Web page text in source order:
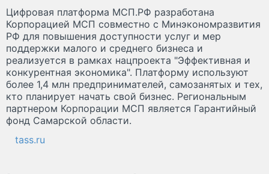
Цифровая платформа МСП.РФ разработана
Корпорацией МСП совместно с Минэкономразвития
РФ для повышения доступности услуг и мер
поддержки малого и среднего бизнеса и
реализуется в рамках нацпроекта "Эффективная и
конкурентная экономика". Платформу используют
более 1,4 млн предпринимателей, самозанятых и тех,
кто планирует начать свой бизнес. Региональным
партнером Корпорации МСП является Гарантийный
фонд Самарской области.
tass.ru